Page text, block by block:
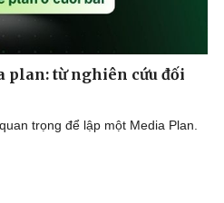
plan: từ nghiên cứu đối
trọng để lập một Media Plan.